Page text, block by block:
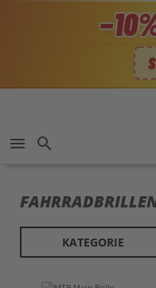
menu search
KATEGORIE